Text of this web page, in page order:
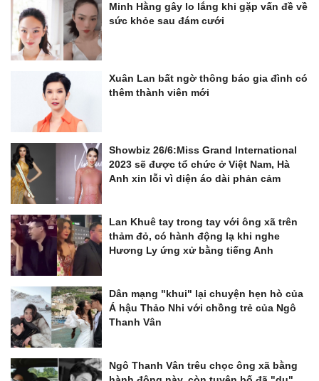
Minh Hằng gây lo lắng khi gặp vấn đề về
sức khỏe sau đám cưới
Xuân Lan bất ngờ thông báo gia đình có
thêm thành viên mới
Showbiz 26/6:Miss Grand International
2023 sẽ được tổ chức ở Việt Nam, Hà
Anh xin lỗi vì diện áo dài phản cảm
Lan Khuê tay trong tay với ông xã trên
thảm đỏ, có hành động lạ khi nghe
Hương Ly ứng xử bằng tiếng Anh
Dân mạng "khui" lại chuyện hẹn hò của
Á hậu Thảo Nhi với chồng trẻ của Ngô
Thanh Vân
Ngô Thanh Vân trêu chọc ông xã bằng